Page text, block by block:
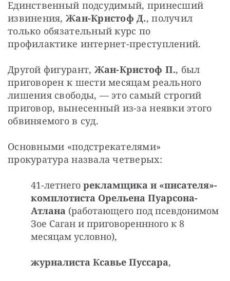
Единственный подсудимый, принесший
извинения, Жан-Кристоф Д., получил
только обязательный курс по
профилактике интернет-преступлений.
Другой фигурант, Жан-Кристоф П., был
приговорен к шести месяцам реального
лишения свободы, — это самый строгий
приговор, вынесенный из-за неявки этого
обвиняемого в суд.
Основными «подстрекателями»
прокуратура назвала четверых:
41-летнего рекламщика и «писателя»-
комплотиста Орельена Пуарсона-
Атлана (работающего под псевдонимом
Зое Саган и приговореннного к 8
месяцам условно),
журналиста Ксавье Пуссара,